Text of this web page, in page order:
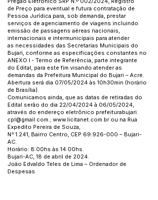
de Preço para eventual e futura contratação de
Pessoa Jurídica para, sob demanda, prestar
serviços de agenciamento de viagens incluindo
emissão de passagens aéreas nacionais,
internacionais e intermunicipais para atender
as necessidades das Secretarias Municipais do
Bujari, conforme as especificações constantes no
ANEXO I - Termo de Referência, parte integrante
do Edital, para este fim visando atender as
demandas da Prefeitura Municipal do Bujari – Acre.
Abertura será dia 07/05/2024 às 10h30min (horário
de Brasília).
Comunicamos ainda, que as datas de retiradas do
Edital serão do dia 22/04/2024 à 06/05/2024,
através do endereço eletrônico prefeiturabujari.
cpl@gmail.com.; www.licitanet.com.br ou na Rua
Expedito Pereira de Souza,
N° 1.241, Bairro Centro, CEP 69.926-000 – Bujari-
AC.
Horário: 8:00hs às 14:00hs.
Bujari-AC, 18 de abril de 2024.
João Edvaldo Teles de Lima – Ordenador de
Despesas